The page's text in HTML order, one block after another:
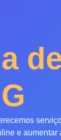
e aumentar